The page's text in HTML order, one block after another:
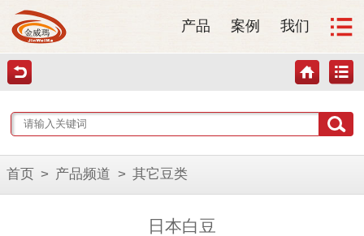
产品 案例 我们
首页 > 产品频道 > 其它豆类
日本白豆